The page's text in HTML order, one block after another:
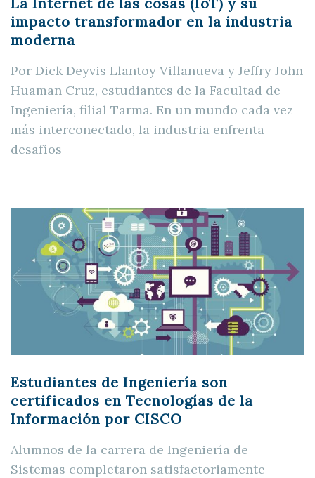
impacto transformador en la industria
moderna
Por Dick Deyvis Llantoy Villanueva y Jeffry John
Huaman Cruz, estudiantes de la Facultad de
Ingeniería, filial Tarma. En un mundo cada vez
más interconectado, la industria enfrenta
desafíos
Estudiantes de Ingeniería son
certificados en Tecnologías de la
Información por CISCO
Alumnos de la carrera de Ingeniería de
Sistemas completaron satisfactoriamente